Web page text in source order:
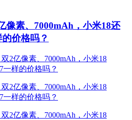
像素、7000mAh，小米18还
价格吗？